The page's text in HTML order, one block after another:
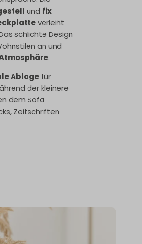
und fix
verleiht
schlichte Design
an und
.
Ablage für
der kleinere
dem Sofa
Zeitschriften